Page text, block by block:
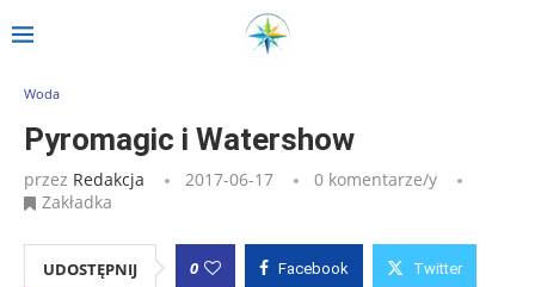
Strona główna Pyromagic i Watershow
Woda
Pyromagic i Watershow
przez Redakcja 2017-06-17
0 komentarze/y
Zakładka
UDOSTĘPNIJ 0 Facebook Twitter